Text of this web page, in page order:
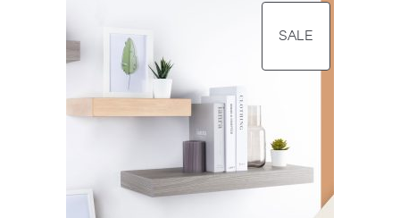
SALE